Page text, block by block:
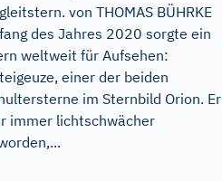
von THOMAS BÜHRKE
des Jahres 2020 sorgte ein
weltweit für Aufsehen:
einer der beiden
im Sternbild Orion. Er
immer lichtschwächer